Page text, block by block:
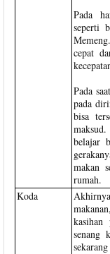
Pada
seperti
cepat
Pada
pada
bisa
belajar
makan
rumah.
Koda
senang